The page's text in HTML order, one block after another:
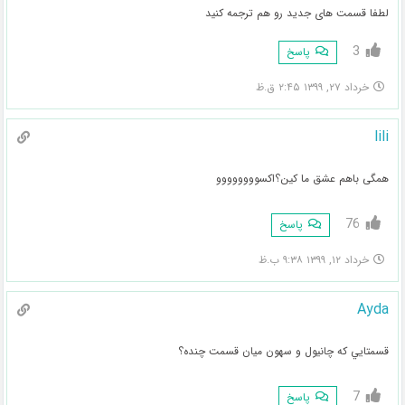
لطفا قسمت های جدید رو هم ترجمه کنید
3 پاسخ
خرداد ۲۷, ۱۳۹۹ ۲:۴۵ ق.ظ
lili
همگی باهم عشق ما کین؟اکسوووووووو
76 پاسخ
خرداد ۱۲, ۱۳۹۹ ۹:۳۸ ب.ظ
Ayda
قسمتايي كه چانيول و سهون ميان قسمت چنده؟
7 پاسخ